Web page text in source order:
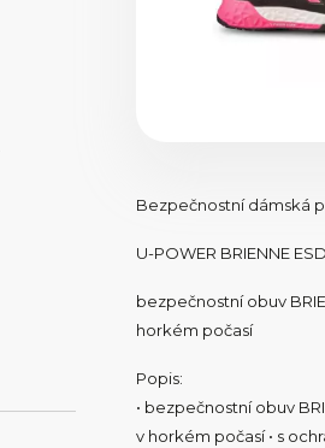
Bezpečnostní dámská
U-POWER BRIENNE
bezpečnostní obuv
horkém počasí
Popis:
• bezpečnostní obuv
v horkém počasí • s